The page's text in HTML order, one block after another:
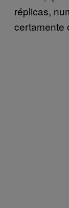
réplicas,
certamente